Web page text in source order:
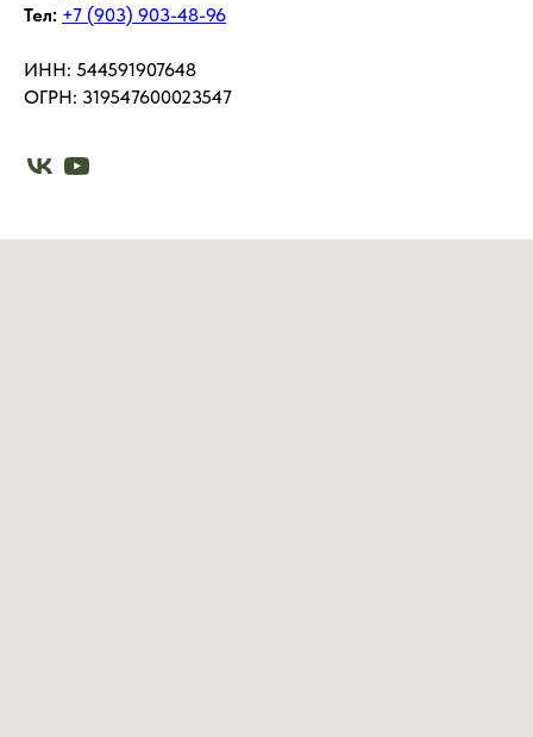
Тел: +7 (903) 903-48-96
ИНН: 544591907648
ОГРН: 319547600023547